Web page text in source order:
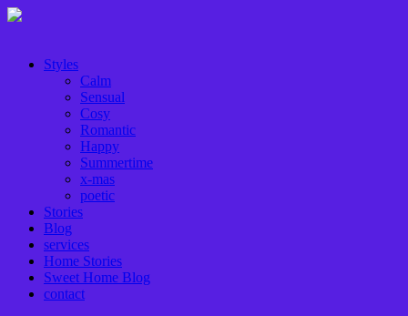
Styles
Calm
Sensual
Cosy
Romantic
Happy
Summertime
x-mas
poetic
Stories
Blog
services
Home Stories
Sweet Home Blog
contact